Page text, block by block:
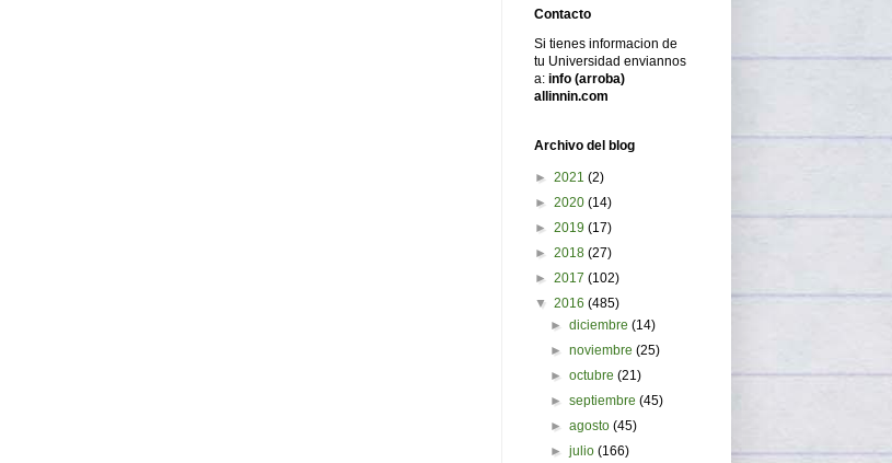
Contacto
Si tienes informacion de
tu Universidad enviannos
a: info (arroba)
allinnin.com
Archivo del blog
► 2021 (2)
► 2020 (14)
► 2019 (17)
► 2018 (27)
► 2017 (102)
▼ 2016 (485)
►diciembre(14)
►noviembre(25)
►octubre(21)
►septiembre(45)
►agosto(45)
►julio(166)